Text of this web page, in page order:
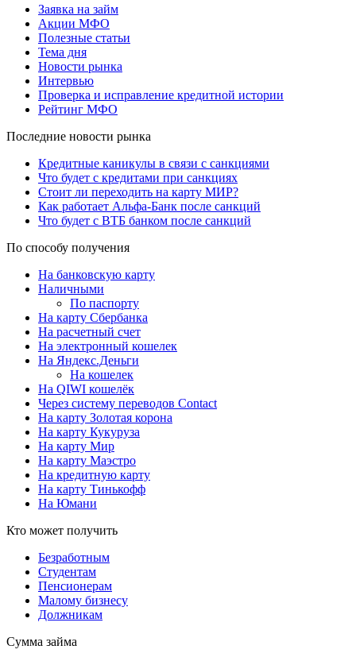
Заявка на займ
Акции МФО
Полезные статьи
Тема дня
Новости рынка
Интервью
Проверка и исправление кредитной истории
Рейтинг МФО
Последние новости рынка
Кредитные каникулы в связи с санкциями
Что будет с кредитами при санкциях
Стоит ли переходить на карту МИР?
Как работает Альфа-Банк после санкций
Что будет с ВТБ банком после санкций
По способу получения
На банковскую карту
Наличными
По паспорту
На карту Сбербанка
На расчетный счет
На электронный кошелек
На Яндекс.Деньги
На кошелек
На QIWI кошелёк
Через систему переводов Contact
На карту Золотая корона
На карту Кукуруза
На карту Мир
На карту Маэстро
На кредитную карту
На карту Тинькофф
На Юмани
Кто может получить
Безработным
Студентам
Пенсионерам
Малому бизнесу
Должникам
Сумма займа